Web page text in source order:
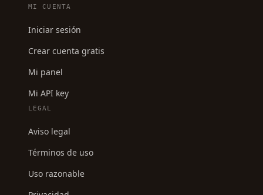
MI CUENTA
Iniciar sesión
Crear cuenta gratis
Mi panel
Mi API key
LEGAL
Aviso legal
Términos de uso
Uso razonable